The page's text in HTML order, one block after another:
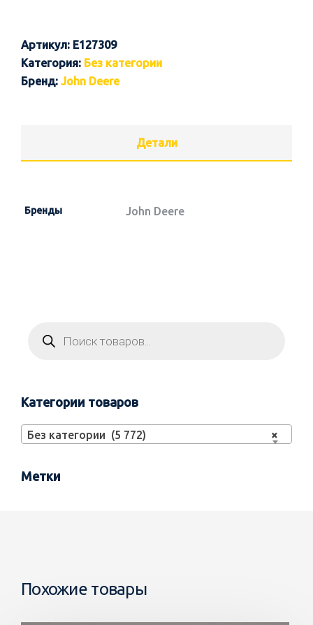
Артикул: E127309
Категория: Без категории
Бренд: John Deere
Детали
Бренды John Deere
Категории товаров
×
Без категории (5 772)
Метки
Похожие товары